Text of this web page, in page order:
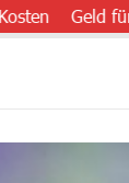
Geld für